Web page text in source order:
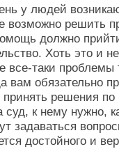
у людей
возможно решить
должно
Хоть это и
таки проблемы
вам обязательно
решения
к нему нужно,
задаваться
достойного и